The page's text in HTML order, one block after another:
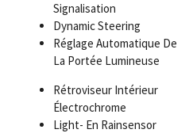
Signalisation
Dynamic Steering
Réglage Automatique De
La Portée Lumineuse
Rétroviseur Intérieur
Électrochrome
Light- En Rainsensor